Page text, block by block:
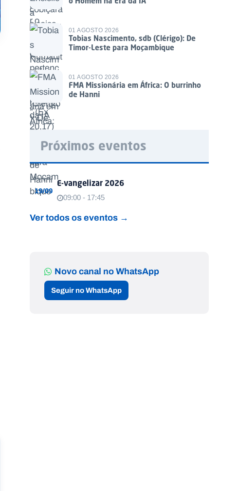
01 AGOSTO 2026
Tobias Nascimento, sdb (Clérigo): De
Timor-Leste para Moçambique
01 AGOSTO 2026
FMA Missionária em África: O burrinho
de Hanni
Próximos eventos
19/09
E-vangelizar 2026
09:00 - 17:45
Ver todos os eventos →
Novo canal no WhatsApp
Seguir no WhatsApp